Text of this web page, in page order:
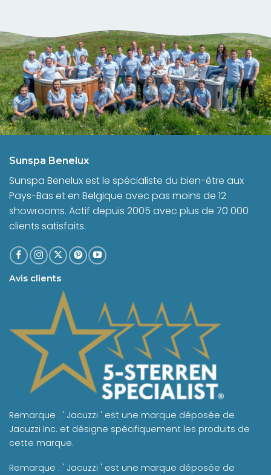
Sunspa Benelux
Sunspa Benelux est le spécialiste du bien-être aux
Pays-Bas et en Belgique avec pas moins de 12
showrooms. Actif depuis 2005 avec plus de 70 000
clients satisfaits.
Avis clients
Remarque : ' Jacuzzi ' est une marque déposée de
Jacuzzi Inc. et désigne spécifiquement les produits de
cette marque.
Remarque : ' Jacuzzi ' est une marque déposée de